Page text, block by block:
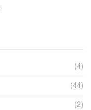
(4)
(44)
(2)